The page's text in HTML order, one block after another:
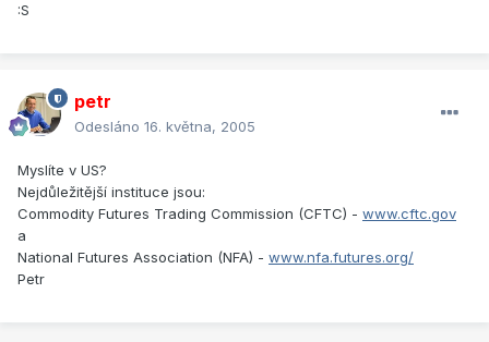
:S
petr
Odesláno 16. května, 2005
Myslíte v US?
Nejdůležitější instituce jsou:
Commodity Futures Trading Commission (CFTC) - www.cftc.gov
a
National Futures Association (NFA) - www.nfa.futures.org/
Petr